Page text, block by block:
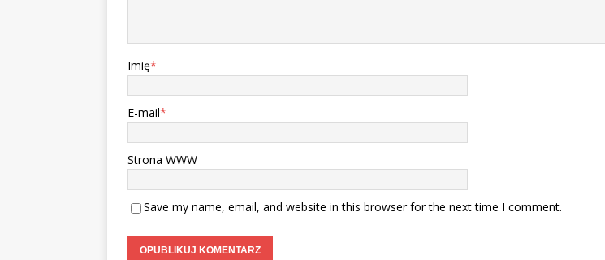
Imię*
E-mail*
Strona WWW
Save my name, email, and website in this browser for the next time I comment.